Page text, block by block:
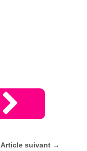
Article suivant →